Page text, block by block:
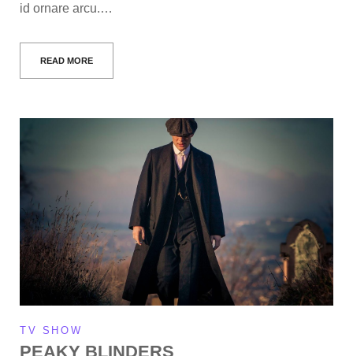
id ornare arcu.…
READ MORE
TV SHOW
PEAKY BLINDERS